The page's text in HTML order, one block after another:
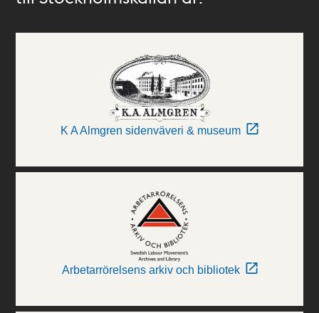
K A Almgren sidenväveri & museum
Arbetarrörelsens arkiv och bibliotek